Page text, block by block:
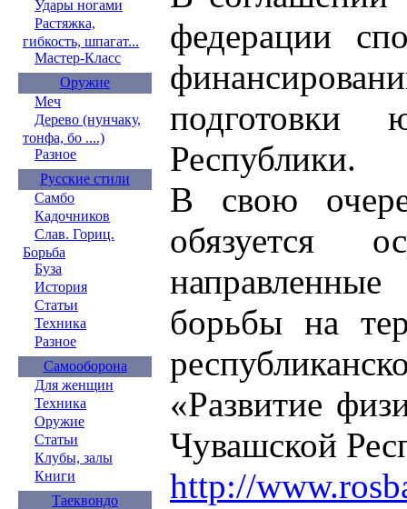
Удары ногами
Растяжка,
гибкость, шпагат...
Мастер-Класс
Оружие
Меч
Дерево (нунчаку,
тонфа, бо ....)
Разное
Русские стили
Самбо
Кадочников
Слав. Гориц.
Борьба
Буза
История
Статьи
Техника
Разное
Самооборона
Для женщин
Техника
Оружие
Статьи
Клубы, залы
Книги
Таеквондо
федерации
подготовки
Республики.
В свою
обязуется
борьбы на
«Развитие
Чувашской
http://